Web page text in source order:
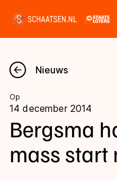
Nieuws
Kalender
Disciplines
Nieuws
Op
14 december 2014
Bergsma
mass start